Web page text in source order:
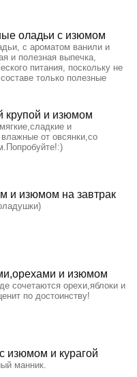
оладьи с изюмом
с ароматом ванили и
и полезная выпечка,
питания, поскольку не
только полезные
крупой и изюмом
и
от овсянки,со
и изюмом на завтрак
и изюмом
сочетаются орехи,яблоки и
по достоинству!
изюмом и курагой
манник.